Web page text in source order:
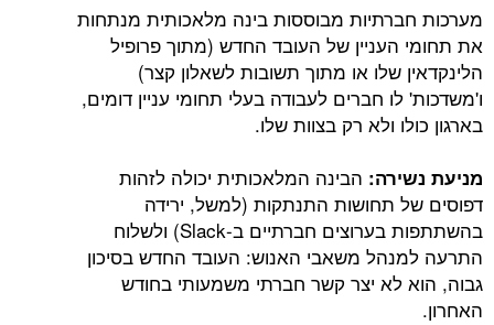
מערכות חברתיות מבוססות בינה מלאכותית מנתחות
את תחומי העניין של העובד החדש (מתוך פרופיל
הלינקדאין שלו או מתוך תשובות לשאלון קצר)
ו'משדכות' לו חברים לעבודה בעלי תחומי עניין דומים,
בארגון כולו ולא רק בצוות שלו.
מניעת נשירה: הבינה המלאכותית יכולה לזהות
דפוסים של תחושות התנתקות (למשל, ירידה
בהשתתפות בערוצים חברתיים ב-Slack) ולשלוח
התרעה למנהל משאבי האנוש: העובד החדש בסיכון
גבוה, הוא לא יצר קשר חברתי משמעותי בחודש
האחרון.